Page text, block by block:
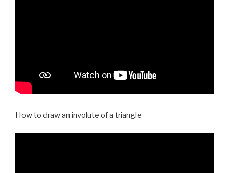
How to draw an involute of a triangle